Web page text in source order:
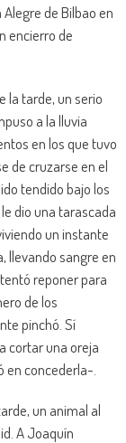
de Bilbao en
encierro de
la tarde, un serio
a la lluvia
en los que tuvo
de cruzarse en el
tendido bajo los
dio una tarascada
un instante
llevando sangre en
reponer para
de los
pinchó. Sí
cortar una oreja
en concederla-.
un animal al
A Joaquín